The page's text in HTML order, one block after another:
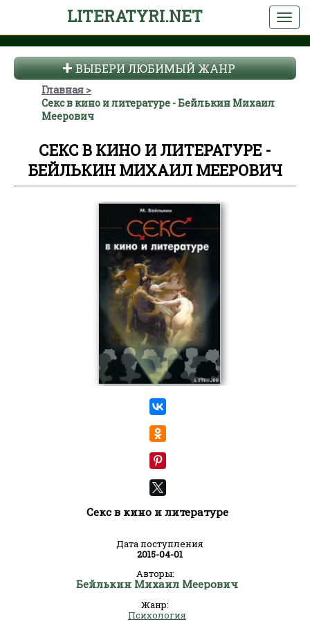
LITERATYRI.NET
ВЫБЕРИ ЛЮБИМЫЙ ЖАНР
Главная
Секс в кино и литературе - Бейлькин Михаил
Меерович
СЕКС В КИНО И ЛИТЕРАТУРЕ -
БЕЙЛЬКИН МИХАИЛ МЕЕРОВИЧ
Секс в кино и литературе
Дата поступления
2015-04-01
Авторы:
Бейлькин Михаил Меерович
Жанр:
Психология